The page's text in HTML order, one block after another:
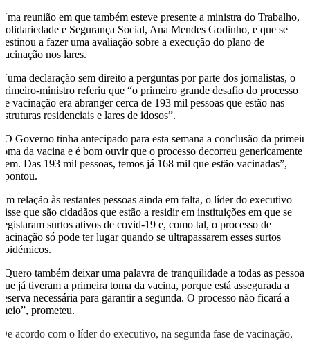
Uma reunião em que também esteve presente a ministra do Trabalho,
Solidariedade e Segurança Social, Ana Mendes Godinho, e que se
destinou a fazer uma avaliação sobre a execução do plano de
vacinação nos lares.
Numa declaração sem direito a perguntas por parte dos jornalistas, o
primeiro-ministro referiu que “o primeiro grande desafio do processo
de vacinação era abranger cerca de 193 mil pessoas que estão nas
estruturas residenciais e lares de idosos”.
“O Governo tinha antecipado para esta semana a conclusão da primeira
toma da vacina e é bom ouvir que o processo decorreu genericamente
bem. Das 193 mil pessoas, temos já 168 mil que estão vacinadas”,
apontou.
Em relação às restantes pessoas ainda em falta, o líder do executivo
disse que são cidadãos que estão a residir em instituições em que se
registaram surtos ativos de covid-19 e, como tal, o processo de
vacinação só pode ter lugar quando se ultrapassarem esses surtos
epidémicos.
“Quero também deixar uma palavra de tranquilidade a todas as pessoas
que já tiveram a primeira toma da vacina, porque está assegurada a
reserva necessária para garantir a segunda. O processo não ficará a
meio”, prometeu.
De acordo com o líder do executivo, na segunda fase de vacinação,